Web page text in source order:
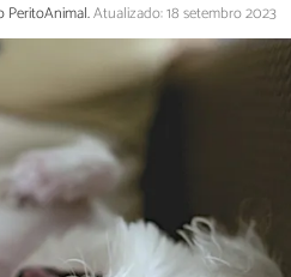
PeritoAnimal.Atualizado: 18 setembro 2023